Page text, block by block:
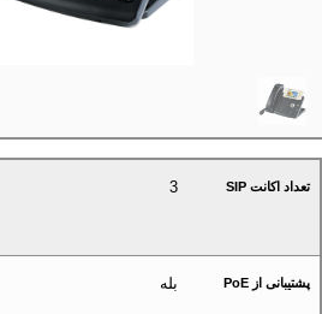
تعداد اکانت SIP 3
پشتیبانی از PoE بله